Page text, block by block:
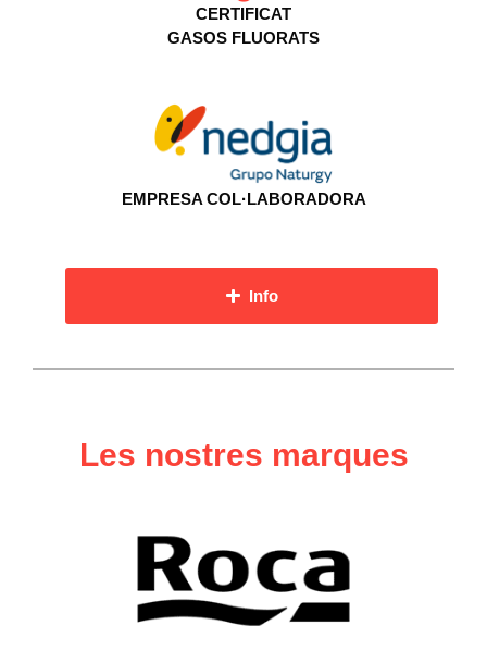
CERTIFICAT
GASOS FLUORATS
EMPRESA COL·LABORADORA
Info
Les nostres marques